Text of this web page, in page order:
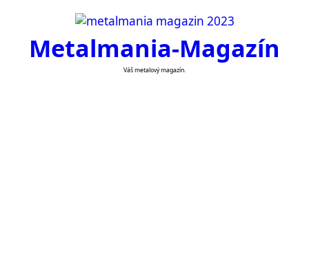
contentMetalmania-Magazín
Váš metalový magazín.